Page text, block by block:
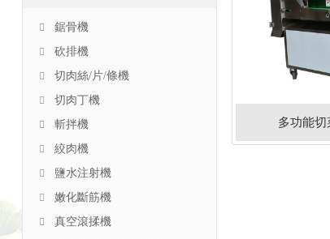
鋸骨機
砍排機
切肉絲/片/條機
切肉丁機
斬拌機
絞肉機
鹽水注射機
嫩化斷筋機
真空滾揉機
多功能切